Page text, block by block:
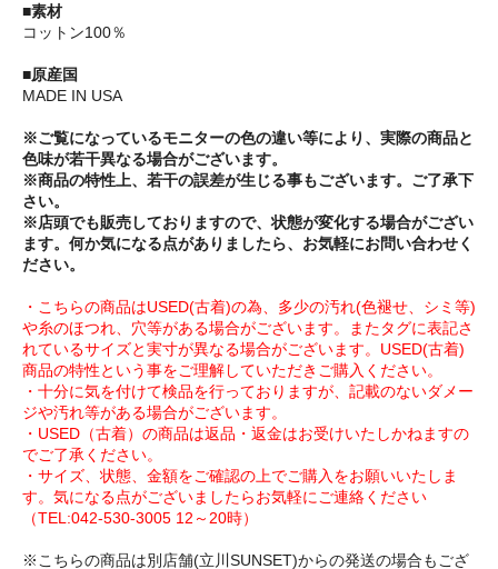
■素材
コットン100％
■原産国
MADE IN USA
※ご覧になっているモニターの色の違い等により、実際の商品と
色味が若干異なる場合がございます。
※商品の特性上、若干の誤差が生じる事もございます。ご了承下
さい。
※店頭でも販売しておりますので、状態が変化する場合がござい
ます。何か気になる点がありましたら、お気軽にお問い合わせく
ださい。
・こちらの商品はUSED(古着)の為、多少の汚れ(色褪せ、シミ等)
や糸のほつれ、穴等がある場合がございます。またタグに表記さ
れているサイズと実寸が異なる場合がございます。USED(古着)
商品の特性という事をご理解していただきご購入ください。
・十分に気を付けて検品を行っておりますが、記載のないダメー
ジや汚れ等がある場合がございます。
・USED（古着）の商品は返品・返金はお受けいたしかねますの
でご了承ください。
・サイズ、状態、金額をご確認の上でご購入をお願いいたしま
す。気になる点がございましたらお気軽にご連絡ください
（TEL:042-530-3005 12～20時）
※こちらの商品は別店舗(立川SUNSET)からの発送の場合もござ